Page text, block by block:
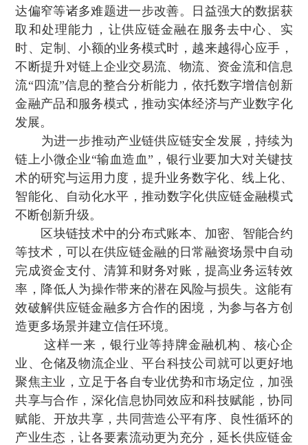
达偏窄等诸多难题进一步改善。日益强大的数据获
取和处理能力，让供应链金融在服务去中心 、实
时 、定制、小额的业务模式时 ，越来越得心应手，
不断提升对链上企业交易流 、物流、资金流和信息
流“四流”信息的整合分析能力，依托数字增信创新
金融产品和服务模式 ，推动实体经济与产业数字化
发展。
为进一步推动产业链供应链安全发展，持续为
链上小微企业“输血造血”，银行业要加大对关键技
术的研究与运用力度，提升业务数字化、线上化 、
智能化、自动化水平，推动数字化供应链金融模式
不断创新升级。
区块链技术中的分布式账本 、加密、智能合约
等技术 ，可以在供应链金融的日常融资场景中自动
完成资金支付、清算和财务对账，提高业务运转效
率 ，降低人为操作带来的潜在风险与损失。这能有
效破解供应链金融多方合作的困境 ，为参与各方创
造更多场景并建立信任环境。
这样一来，银行业等持牌金融机构、核心企
业、仓储及物流企业、平台科技公司就可以更好地
聚焦主业，立足于各自专业优势和市场定位，加强
共享与合作，深化信息协同效应和科技赋能，协同
赋能、开放共享，共同营造公平有序、良性循环的
产业生态，让各要素流动更为充分 ，延长供应链金